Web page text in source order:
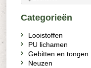
Categorieën
Looistoffen
PU lichamen
Gebitten en tongen
Neuzen